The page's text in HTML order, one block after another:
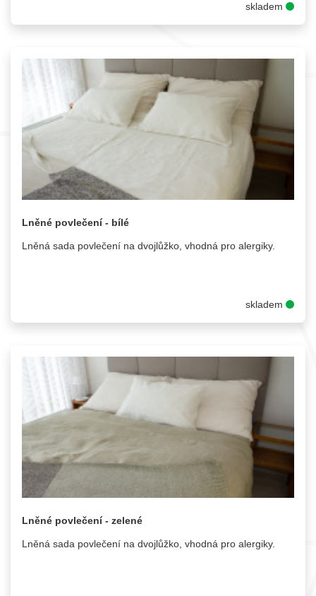
skladem
Lněné povlečení - bílé
Lněná sada povlečení na dvojlůžko, vhodná pro alergiky.
skladem
Lněné povlečení - zelené
Lněná sada povlečení na dvojlůžko, vhodná pro alergiky.